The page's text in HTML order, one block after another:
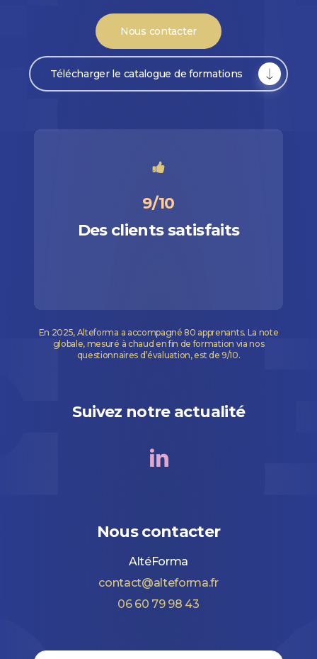
Nous contacter
Télécharger le catalogue de formations
9/10
Des clients satisfaits
En 2025, Alteforma a accompagné 80 apprenants. La note
globale, mesuré à chaud en fin de formation via nos
questionnaires d’évaluation, est de 9/10.
Suivez notre actualité
Nous contacter
AltéForma
contact@alteforma.fr
06 60 79 98 43